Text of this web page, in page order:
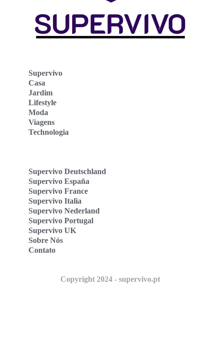
Supervivo
Casa
Jardim
Lifestyle
Moda
Viagens
Technologia
Supervivo Deutschland
Supervivo España
Supervivo France
Supervivo Italia
Supervivo Nederland
Supervivo Portugal
Supervivo UK
Sobre Nós
Contato
Copyright 2024 - supervivo.pt